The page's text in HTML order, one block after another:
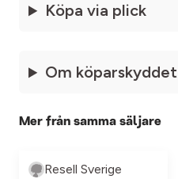
Köpa via plick
Om köparskyddet
Mer från samma säljare
Resell Sverige